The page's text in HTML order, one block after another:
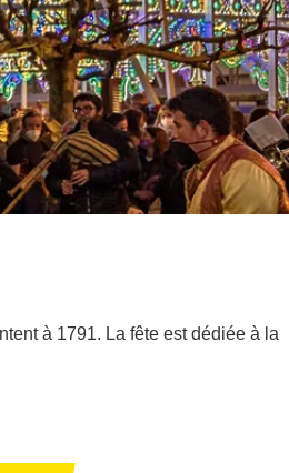
à 1791. La fête est dédiée à la